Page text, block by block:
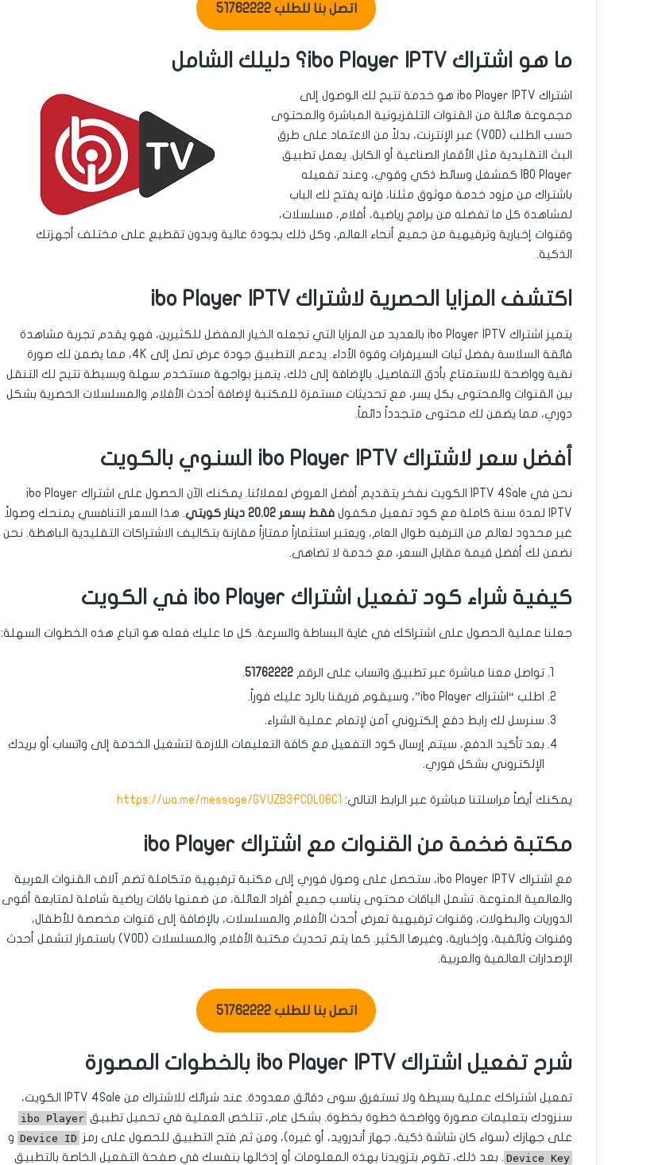
اتصل بنا للطلب 51762222
ما هو اشتراك ibo Player IPTV؟ دليلك الشامل
اشتراك ibo Player IPTV هو خدمة تتيح لك الوصول إلى
مجموعة هائلة من القنوات التلفزيونية المباشرة والمحتوى
حسب الطلب (VOD) عبر الإنترنت، بدلاً من الاعتماد على طرق
البث التقليدية مثل الأقمار الصناعية أو الكابل. يعمل تطبيق
IBO Player كمشغل وسائط ذكي وقوي، وعند تفعيله
باشتراك من مزود خدمة موثوق مثلنا، فإنه يفتح لك الباب
لمشاهدة كل ما تفضله من برامج رياضية، أفلام، مسلسلات،
وقنوات إخبارية وترفيهية من جميع أنحاء العالم، وكل ذلك بجودة عالية وبدون تقطيع على مختلف أجهزتك
الذكية.
اكتشف المزايا الحصرية لاشتراك ibo Player IPTV
يتميز اشتراك ibo Player IPTV بالعديد من المزايا التي تجعله الخيار المفضل للكثيرين، فهو يقدم تجربة مشاهدة
فائقة السلاسة بفضل ثبات السيرفرات وقوة الأداء. يدعم التطبيق جودة عرض تصل إلى 4K، مما يضمن لك صورة
نقية وواضحة للاستمتاع بأدق التفاصيل. بالإضافة إلى ذلك، يتميز بواجهة مستخدم سهلة وبسيطة تتيح لك التنقل
بين القنوات والمحتوى بكل يسر، مع تحديثات مستمرة للمكتبة لإضافة أحدث الأفلام والمسلسلات الحصرية بشكل
دوري، مما يضمن لك محتوى متجدداً دائماً.
أفضل سعر لاشتراك ibo Player IPTV السنوي بالكويت
نحن في IPTV 4Sale الكويت نفخر بتقديم أفضل العروض لعملائنا. يمكنك الآن الحصول على اشتراك ibo Player
IPTV لمدة سنة كاملة مع كود تفعيل مكفول
فقط بسعر 20.02 دينار كويتي
. هذا السعر التنافسي يمنحك وصولاً
غير محدود لعالم من الترفيه طوال العام، ويعتبر استثماراً ممتازاً مقارنة بتكاليف الاشتراكات التقليدية الباهظة. نحن
نضمن لك أفضل قيمة مقابل السعر، مع خدمة لا تضاهى.
كيفية شراء كود تفعيل اشتراك ibo Player في الكويت
جعلنا عملية الحصول على اشتراكك في غاية البساطة والسرعة. كل ما عليك فعله هو اتباع هذه الخطوات السهلة:
تواصل معنا مباشرة عبر تطبيق واتساب على الرقم 51762222
.
اطلب “اشتراك ibo Player”، وسيقوم فريقنا بالرد عليك فوراً.
سنرسل لك رابط دفع إلكتروني آمن لإتمام عملية الشراء.
بعد تأكيد الدفع، سيتم إرسال كود التفعيل مع كافة التعليمات اللازمة لتشغيل الخدمة إلى واتساب أو بريدك
الإلكتروني بشكل فوري.
يمكنك أيضاً مراسلتنا مباشرة عبر الرابط التالي: https://wa.me/message/GVUZB3FCDLO6C1
مكتبة ضخمة من القنوات مع اشتراك ibo Player
مع اشتراك ibo Player IPTV، ستحصل على وصول فوري إلى مكتبة ترفيهية متكاملة تضم آلاف القنوات العربية
والعالمية المنوعة. تشمل الباقات محتوى يناسب جميع أفراد العائلة، من ضمنها باقات رياضية شاملة لمتابعة أقوى
الدوريات والبطولات، وقنوات ترفيهية تعرض أحدث الأفلام والمسلسلات، بالإضافة إلى قنوات مخصصة للأطفال،
وقنوات وثائقية، وإخبارية، وغيرها الكثير. كما يتم تحديث مكتبة الأفلام والمسلسلات (VOD) باستمرار لتشمل أحدث
الإصدارات العالمية والعربية.
اتصل بنا للطلب 51762222
شرح تفعيل اشتراك ibo Player IPTV بالخطوات المصورة
تفعيل اشتراكك عملية بسيطة ولا تستغرق سوى دقائق معدودة. عند شرائك للاشتراك من IPTV 4Sale الكويت،
سنزودك بتعليمات مصورة وواضحة خطوة بخطوة. بشكل عام، تتلخص العملية في تحميل تطبيق ibo Player
على جهازك (سواء كان شاشة ذكية، جهاز أندرويد، أو غيره)، ومن ثم فتح التطبيق للحصول على رمز Device ID و
Device Key . بعد ذلك، تقوم بتزويدنا بهذه المعلومات أو إدخالها بنفسك في صفحة التفعيل الخاصة بالتطبيق